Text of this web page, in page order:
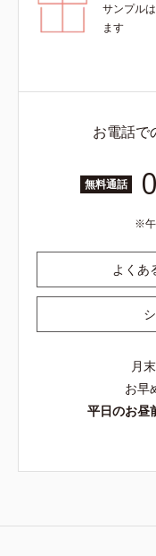
サンプル
ます
お電話で
無料通話
よくあ
月
お早
平日のお昼